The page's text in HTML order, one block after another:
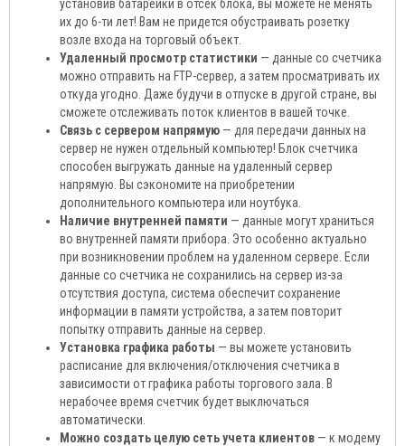
установив батарейки в отсек блока, вы можете не менять
их до 6-ти лет! Вам не придется обустраивать розетку
возле входа на торговый объект.
Удаленный просмотр статистики — данные со счетчика
можно отправить на FTP-сервер, а затем просматривать их
откуда угодно. Даже будучи в отпуске в другой стране, вы
сможете отслеживать поток клиентов в вашей точке.
Связь с сервером напрямую — для передачи данных на
сервер не нужен отдельный компьютер! Блок счетчика
способен выгружать данные на удаленный сервер
напрямую. Вы сэкономите на приобретении
дополнительного компьютера или ноутбука.
Наличие внутренней памяти — данные могут храниться
во внутренней памяти прибора. Это особенно актуально
при возникновении проблем на удаленном сервере. Если
данные со счетчика не сохранились на сервер из-за
отсутствия доступа, система обеспечит сохранение
информации в памяти устройства, а затем повторит
попытку отправить данные на сервер.
Установка графика работы — вы можете установить
расписание для включения/отключения счетчика в
зависимости от графика работы торгового зала. В
нерабочее время счетчик будет выключаться
автоматически.
Можно создать целую сеть учета клиентов — к модему